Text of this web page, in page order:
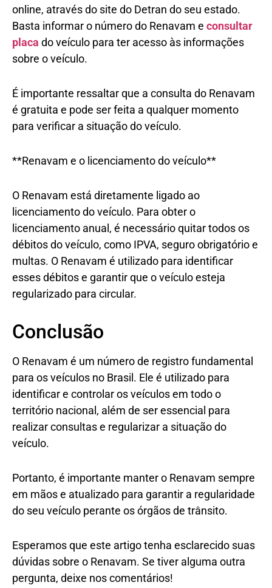
online, através do site do Detran do seu estado.
Basta informar o número do Renavam e consultar
placa do veículo para ter acesso às informações
sobre o veículo.
É importante ressaltar que a consulta do Renavam
é gratuita e pode ser feita a qualquer momento
para verificar a situação do veículo.
**Renavam e o licenciamento do veículo**
O Renavam está diretamente ligado ao
licenciamento do veículo. Para obter o
licenciamento anual, é necessário quitar todos os
débitos do veículo, como IPVA, seguro obrigatório e
multas. O Renavam é utilizado para identificar
esses débitos e garantir que o veículo esteja
regularizado para circular.
Conclusão
O Renavam é um número de registro fundamental
para os veículos no Brasil. Ele é utilizado para
identificar e controlar os veículos em todo o
território nacional, além de ser essencial para
realizar consultas e regularizar a situação do
veículo.
Portanto, é importante manter o Renavam sempre
em mãos e atualizado para garantir a regularidade
do seu veículo perante os órgãos de trânsito.
Esperamos que este artigo tenha esclarecido suas
dúvidas sobre o Renavam. Se tiver alguma outra
pergunta, deixe nos comentários!